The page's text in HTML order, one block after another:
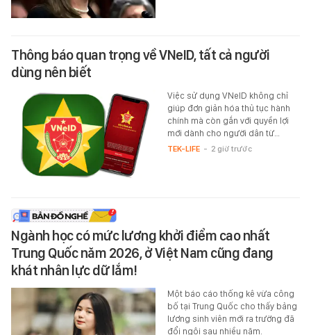
Thông báo quan trọng về VNeID, tất cả người
dùng nên biết
Việc sử dụng VNeID không chỉ
giúp đơn giản hóa thủ tục hành
chính mà còn gắn với quyền lợi
mới dành cho người dân từ…
TEK-LIFE - 2 giờ trước
Ngành học có mức lương khởi điểm cao nhất
Trung Quốc năm 2026, ở Việt Nam cũng đang
khát nhân lực dữ lắm!
Một báo cáo thống kê vừa công
bố tại Trung Quốc cho thấy bảng
lương sinh viên mới ra trường đã
đổi ngôi sau nhiều năm.